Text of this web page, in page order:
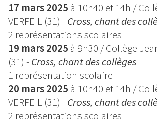
17 mars 2025 à 10h40 et 14h /
VERFEIL (31) -Cross, chant des
2 représentations scolaires
19 mars 2025 à 9h30 / Collège
(31) -Cross, chant des collèges
1 représentation scolaire
20 mars 2025 à 10h40 et 14h /
VERFEIL (31) -Cross, chant des
2 représentations scolaires